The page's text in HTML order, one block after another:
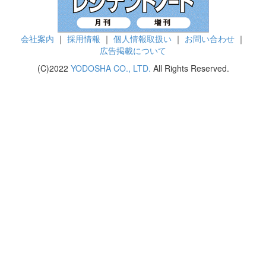
会社案内 ｜ 採用情報 ｜ 個人情報取扱い ｜ お問い合わせ ｜
広告掲載について
(C)2022 YODOSHA CO., LTD. All Rights Reserved.